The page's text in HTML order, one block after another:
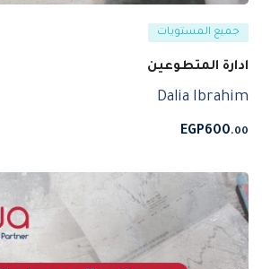
جميع المستويات
ادارة المتطوعين
Dalia Ibrahim
EGP600.00